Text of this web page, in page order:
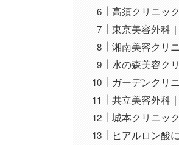
高須クリニッ
東京美容外科
湘南美容クリ
水の森美容ク
ガーデンクリ
共立美容外科
城本クリニッ
ヒアルロン酸